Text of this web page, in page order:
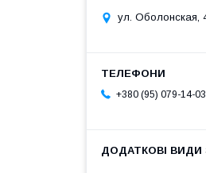
ул. Оболонская,
+380 (95) 079-14-03